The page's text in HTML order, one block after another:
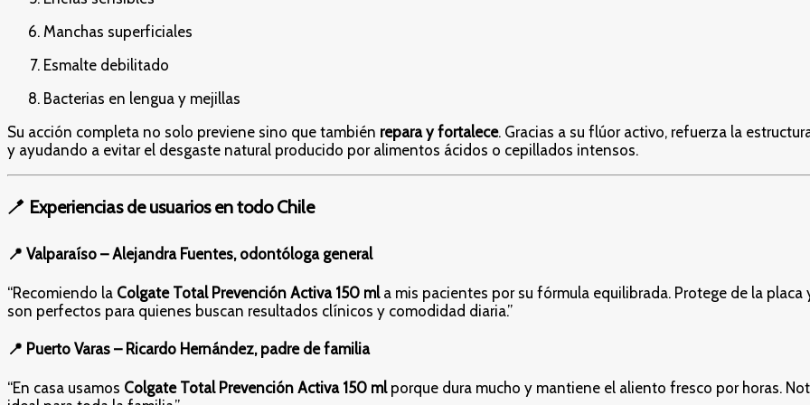
Manchas superficiales
Esmalte debilitado
Bacterias en lengua y mejillas
Su acción completa no solo previene sino que también repara y fortalece. Gracias a su flúor activo, refuerza la
y ayudando a evitar el desgaste natural producido por alimentos ácidos o cepillados intensos.
🪥 Experiencias de usuarios en todo Chile
📍 Valparaíso – Alejandra Fuentes, odontóloga general
“Recomiendo la Colgate Total Prevención Activa 150 mla mis pacientes por su fórmula equilibrada. Protege de la placa
son perfectos para quienes buscan resultados clínicos y comodidad diaria.”
📍 Puerto Varas – Ricardo Hernández, padre de familia
“En casa usamos Colgate Total Prevención Activa 150 mlporque dura mucho y mantiene el aliento fresco por horas.